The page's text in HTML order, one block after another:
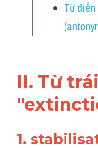
Từ
II. Từ
1.